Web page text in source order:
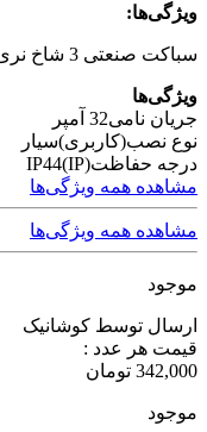
ویژگی‌ها:
سباکت صنعتی 3 شاخ نری با IP44
ویژگی‌ها
جریان نامی32 آمپر
نوع نصب(کاربری)سیار
درجه حفاظت(IP)
IP44
مشاهده همه ویژگی‌ها
مشاهده همه ویژگی‌ها
موجود
ارسال توسط کوشانیک
قیمت هر عدد :
342,000 تومان
موجود